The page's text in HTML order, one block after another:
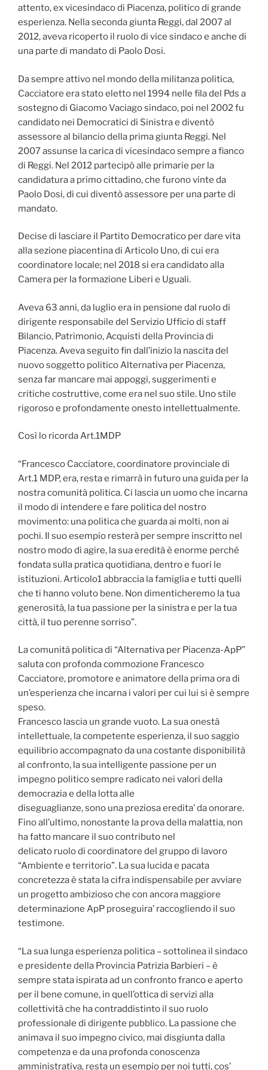
attento, ex vicesindaco di Piacenza, politico di grande
esperienza. Nella seconda giunta Reggi, dal 2007 al
2012, aveva ricoperto il ruolo di vice sindaco e anche di
una parte di mandato di Paolo Dosi.
Da sempre attivo nel mondo della militanza politica,
Cacciatore era stato eletto nel 1994 nelle fila del Pds a
sostegno di Giacomo Vaciago sindaco, poi nel 2002 fu
candidato nei Democratici di Sinistra e diventò
assessore al bilancio della prima giunta Reggi. Nel
2007 assunse la carica di vicesindaco sempre a fianco
di Reggi. Nel 2012 partecipò alle primarie per la
candidatura a primo cittadino, che furono vinte da
Paolo Dosi, di cui diventò assessore per una parte di
mandato.
Decise di lasciare il Partito Democratico per dare vita
alla sezione piacentina di Articolo Uno, di cui era
coordinatore locale; nel 2018 si era candidato alla
Camera per la formazione Liberi e Uguali.
Aveva 63 anni, da luglio era in pensione dal ruolo di
dirigente responsabile del Servizio Ufficio di staff
Bilancio, Patrimonio, Acquisti della Provincia di
Piacenza. Aveva seguito fin dall’inizio la nascita del
nuovo soggetto politico Alternativa per Piacenza,
senza far mancare mai appoggi, suggerimenti e
critiche costruttive, come era nel suo stile. Uno stile
rigoroso e profondamente onesto intellettualmente.
Così lo ricorda Art.1MDP
“Francesco Cacciatore, coordinatore provinciale di
Art.1 MDP, era, resta e rimarrà in futuro una guida per la
nostra comunità politica. Ci lascia un uomo che incarna
il modo di intendere e fare politica del nostro
movimento: una politica che guarda ai molti, non ai
pochi. Il suo esempio resterà per sempre inscritto nel
nostro modo di agire, la sua eredità è enorme perché
fondata sulla pratica quotidiana, dentro e fuori le
istituzioni. Articolo1 abbraccia la famiglia e tutti quelli
che ti hanno voluto bene. Non dimenticheremo la tua
generosità, la tua passione per la sinistra e per la tua
città, il tuo perenne sorriso”.
La comunità politica di “Alternativa per Piacenza-ApP”
saluta con profonda commozione Francesco
Cacciatore, promotore e animatore della prima ora di
un’esperienza che incarna i valori per cui lui si è sempre
speso.
Francesco lascia un grande vuoto. La sua onestà
intellettuale, la competente esperienza, il suo saggio
equilibrio accompagnato da una costante disponibilità
al confronto, la sua intelligente passione per un
impegno politico sempre radicato nei valori della
democrazia e della lotta alle
diseguaglianze, sono una preziosa eredita’ da onorare.
Fino all’ultimo, nonostante la prova della malattia, non
ha fatto mancare il suo contributo nel
delicato ruolo di coordinatore del gruppo di lavoro
“Ambiente e territorio”. La sua lucida e pacata
concretezza è stata la cifra indispensabile per avviare
un progetto ambizioso che con ancora maggiore
determinazione ApP proseguira’ raccogliendo il suo
testimone.
“La sua lunga esperienza politica – sottolinea il sindaco
e presidente della Provincia Patrizia Barbieri – è
sempre stata ispirata ad un confronto franco e aperto
per il bene comune, in quell’ottica di servizi alla
collettività che ha contraddistinto il suo ruolo
professionale di dirigente pubblico. La passione che
animava il suo impegno civico, mai disgiunta dalla
competenza e da una profonda conoscenza
amministrativa, resta un esempio per noi tutti, cos’